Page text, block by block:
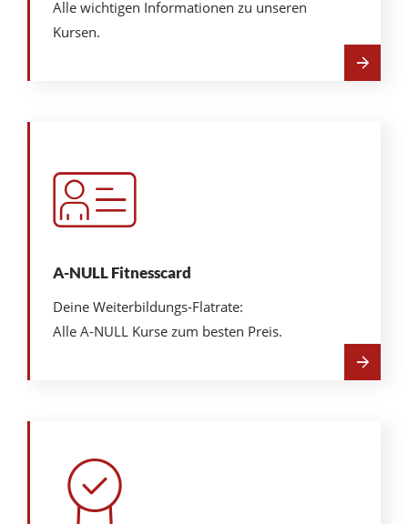
Alle wichtigen Informationen zu unseren
Kursen.
A-NULL Fitnesscard
Deine Weiterbildungs-Flatrate:
Alle A-NULL Kurse zum besten Preis.